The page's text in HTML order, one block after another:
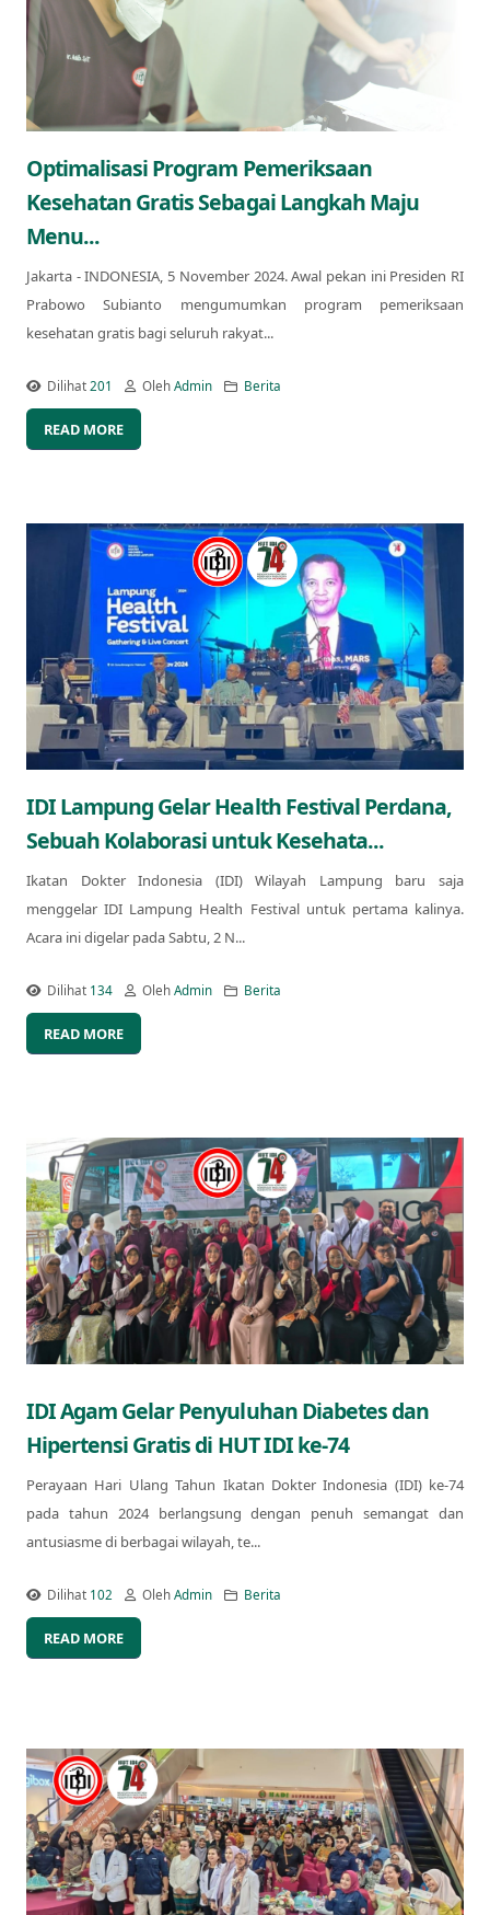
Optimalisasi Program Pemeriksaan
Kesehatan Gratis Sebagai Langkah Maju
Menu...
Jakarta - INDONESIA, 5 November 2024. Awal pekan ini Presiden RI
Prabowo Subianto mengumumkan program pemeriksaan
kesehatan gratis bagi seluruh rakyat...
Dilihat201 OlehAdmin Berita
READ MORE
IDI Lampung Gelar Health Festival Perdana,
Sebuah Kolaborasi untuk Kesehata...
Ikatan Dokter Indonesia (IDI) Wilayah Lampung baru saja
menggelar IDI Lampung Health Festival untuk pertama kalinya.
Acara ini digelar pada Sabtu, 2 N...
Dilihat 134 OlehAdmin Berita
READ MORE
IDI Agam Gelar Penyuluhan Diabetes dan
Hipertensi Gratis di HUT IDI ke-74
Perayaan Hari Ulang Tahun Ikatan Dokter Indonesia (IDI) ke-74
pada tahun 2024 berlangsung dengan penuh semangat dan
antusiasme di berbagai wilayah, te...
Dilihat 102 OlehAdmin Berita
READ MORE